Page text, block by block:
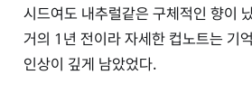
시드여도 내추럴같은 구체적인 향이
거의 1년 전이라 자세한 컵노트는 기
인상이 깊게 남았었다.